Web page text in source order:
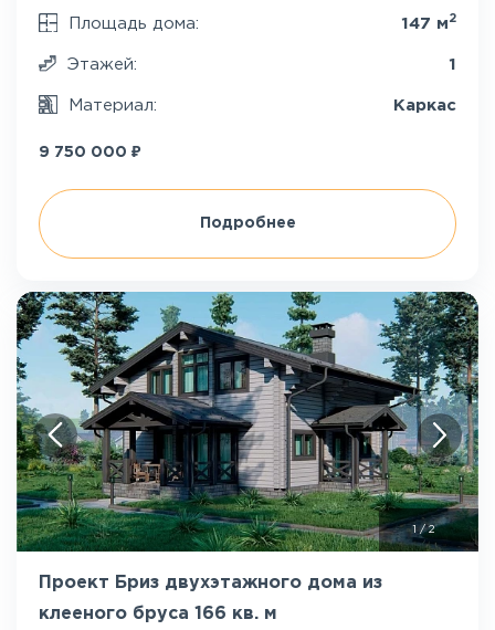
Площадь дома: 147 м 2
Этажей: 1
Материал: Каркас
9 750 000 ₽
Подробнее
/2
Проект Бриз двухэтажного дома из
клееного бруса 166 кв. м